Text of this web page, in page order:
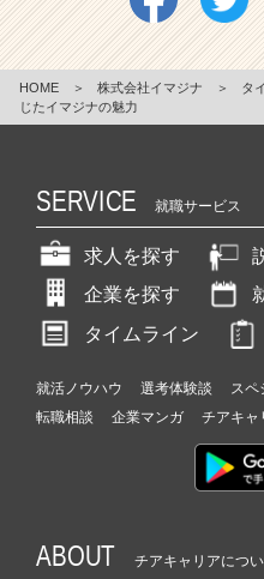
HOME ＞ 株式会社イマジナ ＞ タ
じたイマジナの魅力
SERVICE 就職サービス
求人を探す
企業を探す
タイムライン
就活ノウハウ 選考体験談 スペ
転職相談
企業マンガ チアキャ
ABOUT チアキャリアにつ